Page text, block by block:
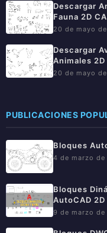
Descargar
Fauna 2D
20 de mayo
Descargar
Animales 2D
20 de mayo
PUBLICACIONES
Bloques
4 de marzo de
Bloques
AutoCAD
9 de marzo de